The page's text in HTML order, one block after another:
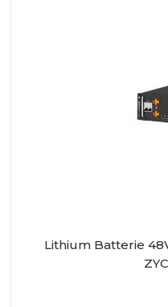
Lithium Batterie